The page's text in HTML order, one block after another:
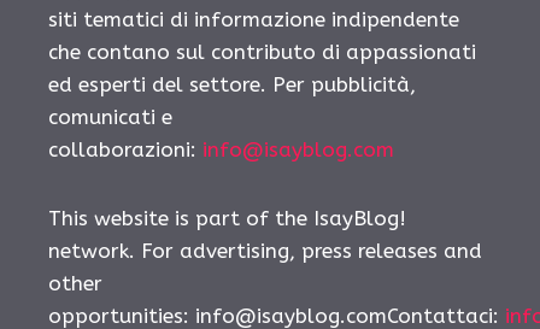
siti tematici di informazione indipendente
che contano sul contributo di appassionati
ed esperti del settore. Per pubblicità,
comunicati e
collaborazioni: info@isayblog.com
This website is part of the IsayBlog!
network. For advertising, press releases and
other
opportunities: info@isayblog.comContattaci: